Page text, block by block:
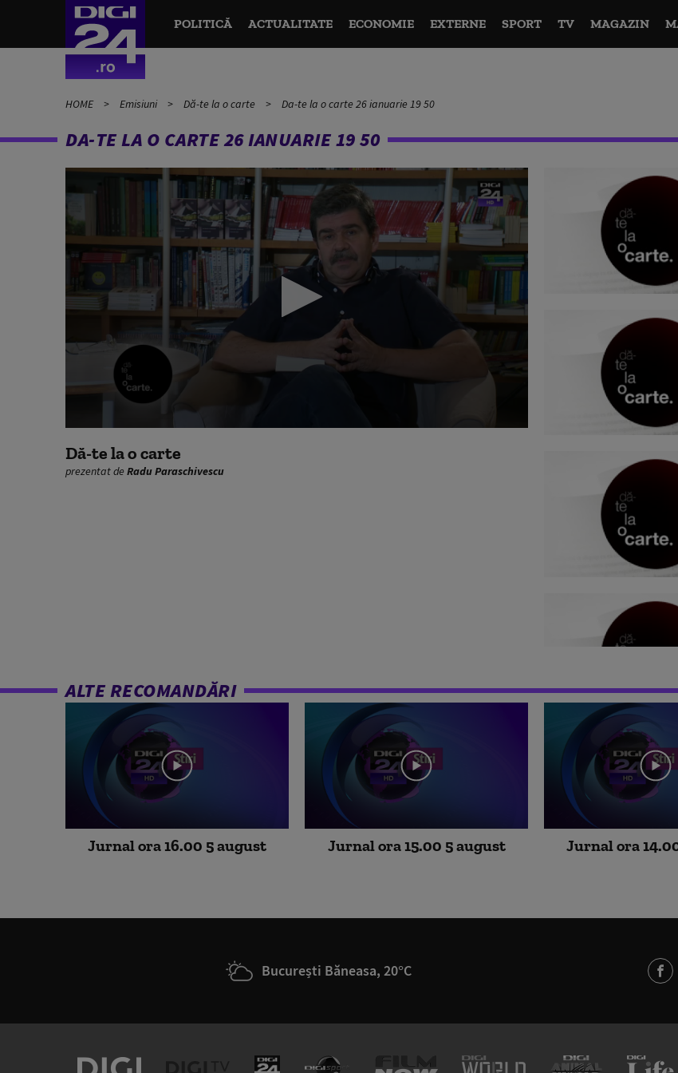
POLITICĂ ACTUALITATE ECONOMIE EXTERNE SPORT TV MAGAZIN
HOME Emisiuni Dă-te la o carte Da-te la o carte 26 ianuarie 19 50
DA-TE LA O CARTE 26 IANUARIE 19 50
seconds
of
10
Dă-te la o carte
prezentat deRadu Paraschivescu
ALTE RECOMANDĂRI
Jurnal ora 16.00 5 august Jurnal ora 15.00 5 august Jurnal ora
București Băneasa, 20°C